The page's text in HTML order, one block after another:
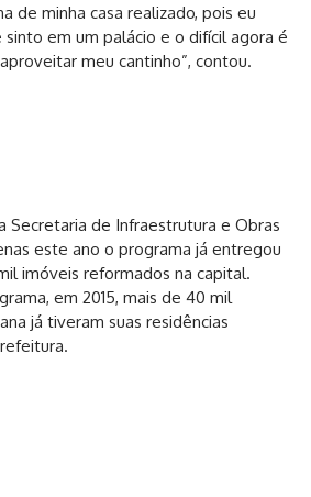
de minha casa realizado, pois eu
sinto em um palácio e o difícil agora é
meu cantinho”, contou.
Secretaria de Infraestrutura e Obras
este ano o programa já entregou
imóveis reformados na capital.
em 2015, mais de 40 mil
já tiveram suas residências